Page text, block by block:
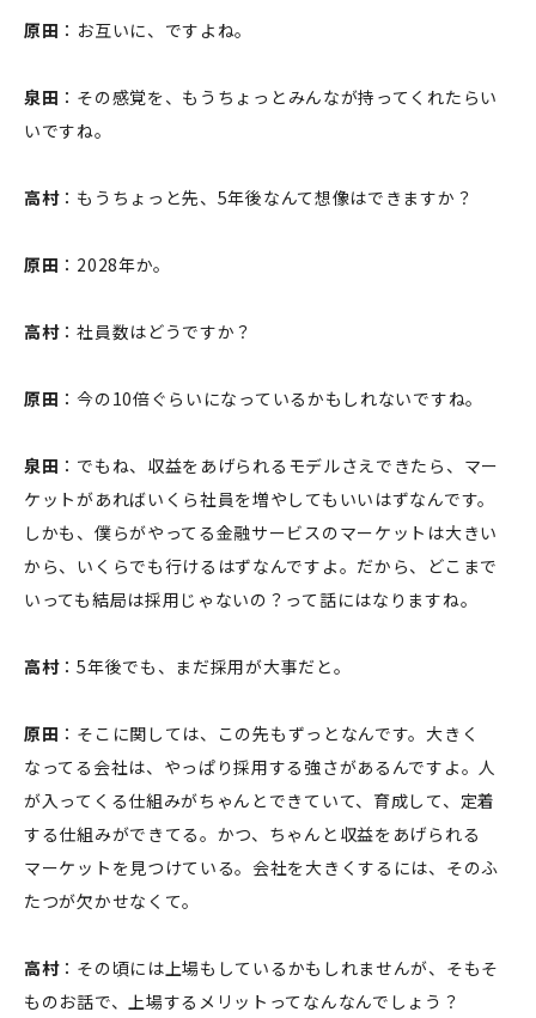
原田 ：お互いに、ですよね。
泉田 ：その感覚を、もうちょっとみんなが持ってくれたらい
いですね。
高村：もうちょっと先、5年後なんて想像はできますか？
原田 ：2028年か。
高村：社員数はどうですか？
原田 ：今の10倍ぐらいになっているかもしれないですね。
泉田 ：でもね、収益をあげられるモデルさえできたら、マー
ケットがあればいくら社員を増やしてもいいはずなんです。
しかも、僕らがやってる金融サービスのマーケットは大きい
から、いくらでも行けるはずなんですよ。だから、どこまで
いっても結局は採用じゃないの？って話にはなりますね。
高村：5年後でも、まだ採用が大事だと。
原田 ：そこに関しては、この先もずっとなんです。大きく
なってる会社は、やっぱり採用する強さがあるんですよ。人
が入ってくる仕組みがちゃんとできていて、育成して、定着
する仕組みができてる。かつ、ちゃんと収益をあげられる
マーケットを見つけている。会社を大きくするには、そのふ
たつが欠かせなくて。
高村：その頃には上場もしているかもしれませんが、そもそ
ものお話で、上場するメリットってなんなんでしょう？